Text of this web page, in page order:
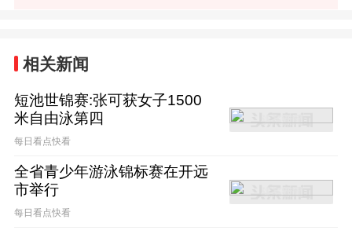
后，他迎来了另外一种意义上的回归——30岁
生日当天，他宣布正式入驻小红书。这是他个
人开通的第二个社交媒体账号。
相关新闻
短池世锦赛:张可获女子1500
米自由泳第四
每日看点快看
全省青少年游泳锦标赛在开远
市举行
每日看点快看